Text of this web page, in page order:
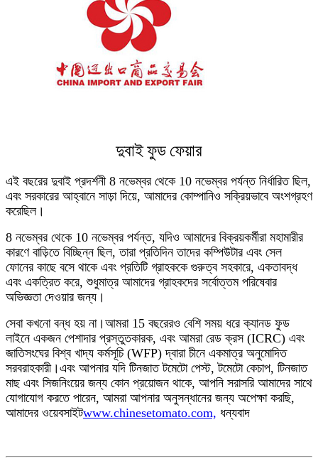
দুবাই ফুড ফেয়ার
এই বছরের দুবাই প্রদর্শনী 8 নভেম্বর থেকে 10 নভেম্বর পর্যন্ত নির্ধারিত ছিল,
এবং সরকারের আহ্বানে সাড়া দিয়ে, আমাদের কোম্পানিও সক্রিয়ভাবে অংশগ্রহণ
করেছিল।
8 নভেম্বর থেকে 10 নভেম্বর পর্যন্ত, যদিও আমাদের বিক্রয়কর্মীরা মহামারীর
কারণে বাড়িতে বিচ্ছিন্ন ছিল, তারা প্রতিদিন তাদের কম্পিউটার এবং সেল
ফোনের কাছে বসে থাকে এবং প্রতিটি গ্রাহককে গুরুত্ব সহকারে, একতাবদ্ধ
এবং একত্রিত করে, শুধুমাত্র আমাদের গ্রাহকদের সর্বোত্তম পরিষেবার
অভিজ্ঞতা দেওয়ার জন্য।
সেবা কখনো বন্ধ হয় না।আমরা 15 বছরেরও বেশি সময় ধরে ক্যানড ফুড
লাইনে একজন পেশাদার প্রস্তুতকারক, এবং আমরা রেড ক্রস (ICRC) এবং
জাতিসংঘের বিশ্ব খাদ্য কর্মসূচি (WFP) দ্বারা চীনে একমাত্র অনুমোদিত
সরবরাহকারী।এবং আপনার যদি টিনজাত টমেটো পেস্ট, টমেটো কেচাপ, টিনজাত
মাছ এবং সিজনিংয়ের জন্য কোন প্রয়োজন থাকে, আপনি সরাসরি আমাদের সাথে
যোগাযোগ করতে পারেন, আমরা আপনার অনুসন্ধানের জন্য অপেক্ষা করছি,
আমাদের ওয়েবসাইটwww.chinesetomato.com, ধন্যবাদ